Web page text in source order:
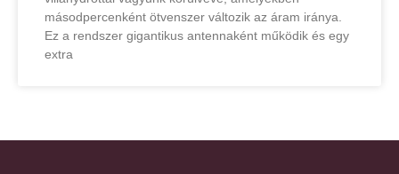
másodpercenként ötvenszer változik az áram iránya.
Ez a rendszer gigantikus antennaként működik és egy
extra